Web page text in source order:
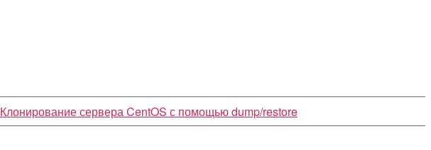
Клонирование сервера CentOS с помощью dump/restore